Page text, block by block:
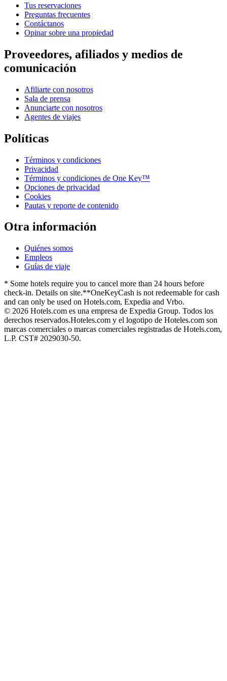
Tus reservaciones
Preguntas frecuentes
Contáctanos
Opinar sobre una propiedad
Proveedores, afiliados y medios de
comunicación
Afiliarte con nosotros
Sala de prensa
Anunciarte con nosotros
Agentes de viajes
Políticas
Términos y condiciones
Privacidad
Términos y condiciones de One Key™
Opciones de privacidad
Cookies
Pautas y reporte de contenido
Otra información
Quiénes somos
Empleos
Guías de viaje
* Some hotels require you to cancel more than 24 hours before
check-in. Details on site.**OneKeyCash is not redeemable for cash
and can only be used on Hotels.com, Expedia and Vrbo.
© 2026 Hotels.com es una empresa de Expedia Group. Todos los
derechos reservados.Hoteles.com y el logotipo de Hoteles.com son
marcas comerciales o marcas comerciales registradas de Hotels.com,
L.P. CST# 2029030-50.